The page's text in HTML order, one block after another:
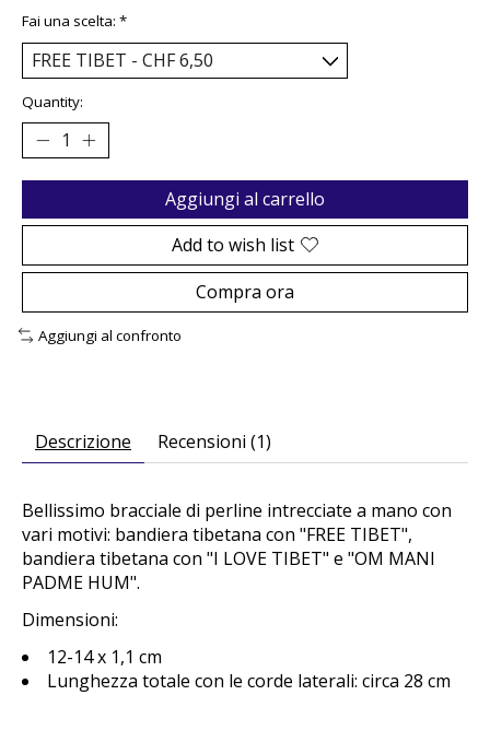
Fai una scelta: *
Quantity:
Aggiungi al carrello
Add to wish list
Compra ora
Aggiungi al confronto
Descrizione Recensioni (1)
Bellissimo bracciale di perline intrecciate a mano con
vari motivi: bandiera tibetana con "FREE TIBET",
bandiera tibetana con "I LOVE TIBET" e "OM MANI
PADME HUM".
Dimensioni:
12-14 x 1,1 cm
Lunghezza totale con le corde laterali: circa 28 cm